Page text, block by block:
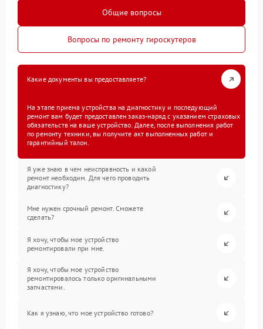
Общие вопросы
Вопросы по ремонту гироскутеров
Какие документы вы предоставляете?
На этапе приема устройства на диагностику и последующий
ремонт вам будет предоставлен заказ-наряд с указанием страховых
обязательств на ваше устройство. Далее, после выполнения работ
по ремонту техники, вы получите акт выполненных работ и
гарантийный талон.
Я уже знаю в чем неисправность и какой
ремонт необходим. Для чего проводить
диагностику?
Мне нужен срочный ремонт. Сможете
сделать?
Я хочу, чтобы мое устройство
ремонтировали при мне.
Я хочу, чтобы мое устройство
ремонтировалось только оригинальными
запчастями.
Как я узнаю, что мое устройство готово?